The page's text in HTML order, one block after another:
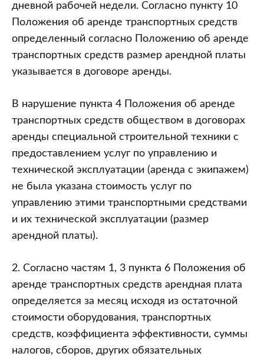
дневной рабочей недели. Согласно пункту 10
Положения об аренде транспортных средств
определенный согласно Положению об аренде
транспортных средств размер арендной платы
указывается в договоре аренды.
В нарушение пункта 4 Положения об аренде
транспортных средств обществом в договорах
аренды специальной строительной техники с
предоставлением услуг по управлению и
технической эксплуатации (аренда с экипажем)
не была указана стоимость услуг по
управлению этими транспортными средствами
и их технической эксплуатации (размер
арендной платы).
2. Согласно частям 1, 3 пункта 6 Положения об
аренде транспортных средств арендная плата
определяется за месяц исходя из остаточной
стоимости оборудования, транспортных
средств, коэффициента эффективности, суммы
налогов, сборов, других обязательных